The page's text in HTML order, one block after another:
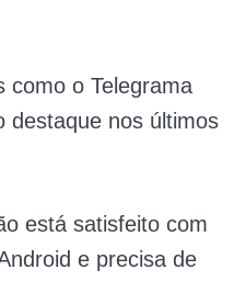
como o Telegrama
destaque nos últimos
está satisfeito com
e precisa de